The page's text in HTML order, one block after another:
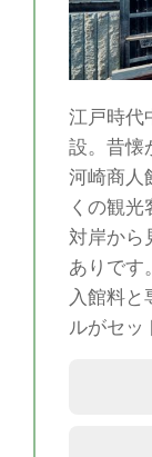
江戸時代
設。昔懐
河崎商人
くの観光
対岸から
ありです。
入館料と
ルがセッ